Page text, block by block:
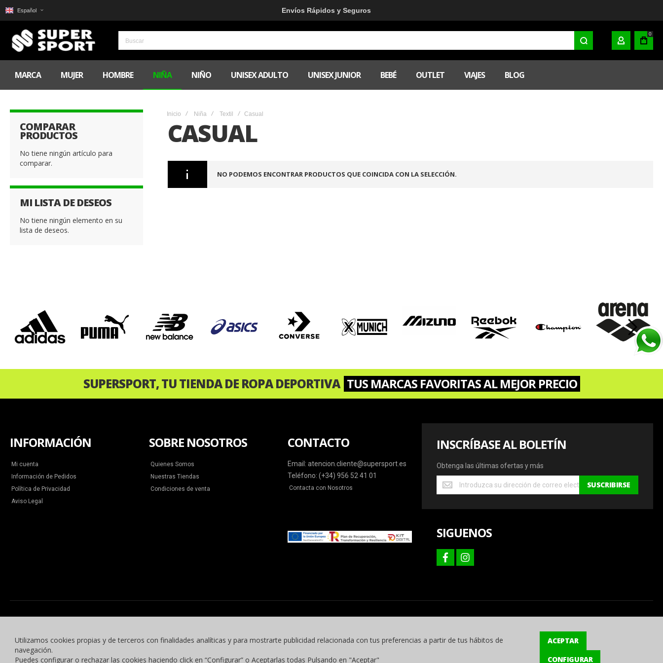
Español Envíos Rápidos y Seguros
MI CUENTA
0
MARCA MUJER HOMBRE NIÑA NIÑO UNISEX ADULTO UNISEX JUNIOR BEBÉ OUTLET VIAJES BLOG
Inicio Niña Textil Casual
CASUAL
NO PODEMOS ENCONTRAR PRODUCTOS QUE COINCIDA CON LA SELECCIÓN.
COMPARAR
PRODUCTOS
No tiene ningún artículo para
comparar.
MI LISTA DE DESEOS
No tiene ningún elemento en su
lista de deseos.
‹ ›
SUPERSPORT, TU TIENDA DE ROPA DEPORTIVA TUS MARCAS FAVORITAS AL MEJOR PRECIO
INSCRÍBASE AL BOLETÍN
Obtenga las últimas ofertas y más
Obtenga
las
ofertas
más
SUSCRIBIRSE
SIGUENOS
facebookinstagram
INFORMACIÓN
Mi cuenta
Información de Pedidos
Política de Privacidad
Aviso Legal
SOBRE NOSOTROS
Quienes Somos
Nuestras Tiendas
Condiciones de venta
CONTACTO
Email: atencion.cliente@supersport.es
Teléfono: (+34) 956 52 41 01
Contacta con Nosotros
© 2015 -2023 Benyben Ropa Deportiva. Todos los derechos reservados.
Utilizamos cookies propias y de terceros con finalidades analíticas y para mostrarte publicidad relacionada con tus preferencias a partir de tus hábitos de
navegación.
Puedes configurar o rechazar las cookies haciendo click en “Configurar” o Aceptarlas todas Pulsando en "Aceptar"
ACEPTAR
CONFIGURAR